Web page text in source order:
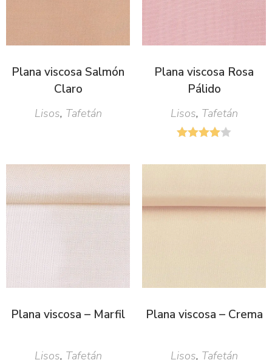
Plana viscosa Salmón
Claro
Lisos, Tafetán
Plana viscosa Rosa
Pálido
Lisos, Tafetán
Plana viscosa – Marfil
Lisos, Tafetán
Plana viscosa – Crema
Lisos, Tafetán